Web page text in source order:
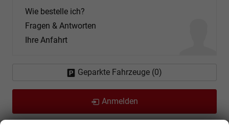
Wie bestelle ich?
Fragen & Antworten
Ihre Anfahrt
Geparkte Fahrzeuge (0)
Anmelden